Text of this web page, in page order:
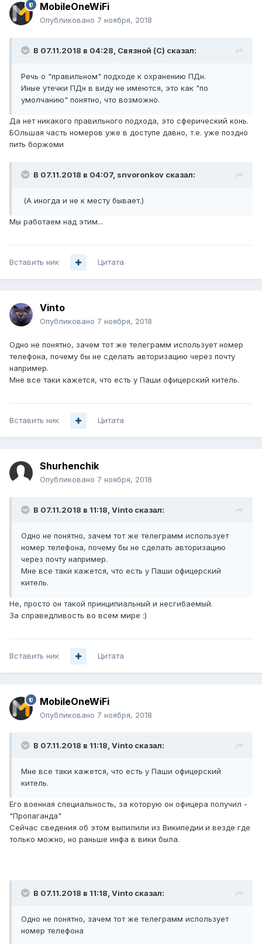
MobileOneWiFi
Опубликовано 7 ноября, 2018
В 07.11.2018 в 04:28, Связной (С) сказал:
Речь о "правильном" подходе к охранению ПДн.
Иные утечки ПДн в виду не имеются, это как "по
умолчанию" понятно, что возможно.
Да нет никакого правильного подхода, это сферический конь.
БОльшая часть номеров уже в доступе давно, т.е. уже поздно
пить боржоми
В 07.11.2018 в 04:07, snvoronkov сказал:
(А иногда и не к месту бывает.)
Мы работаем над этим...
Вставить ник Цитата
Vinto
Опубликовано 7 ноября, 2018
Одно не понятно, зачем тот же телеграмм использует номер
телефона, почему бы не сделать авторизацию через почту
например.
Мне все таки кажется, что есть у Паши офицерский китель.
Вставить ник Цитата
Shurhenchik
Опубликовано 7 ноября, 2018
В 07.11.2018 в 11:18, Vinto сказал:
Одно не понятно, зачем тот же телеграмм использует
номер телефона, почему бы не сделать авторизацию
через почту например.
Мне все таки кажется, что есть у Паши офицерский
китель.
Не, просто он такой принципиальный и несгибаемый.
За справедливость во всем мире :)
Вставить ник Цитата
MobileOneWiFi
Опубликовано 7 ноября, 2018
В 07.11.2018 в 11:18, Vinto сказал:
Мне все таки кажется, что есть у Паши офицерский
китель.
Его военная специальность, за которую он офицера получил -
"Пропаганда"
Сейчас сведения об этом выпилили из Википедии и везде где
только можно, но раньше инфа в вики была.
В 07.11.2018 в 11:18, Vinto сказал:
Одно не понятно, зачем тот же телеграмм использует
номер телефона